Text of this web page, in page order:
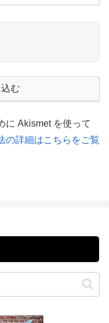
む
に Akismet を使って
の詳細はこちらをご覧